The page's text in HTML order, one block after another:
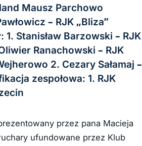
Mausz Parchowo
– RJK „Bliza”
Stanisław Barzowski – RJK
Ranachowski – RJK
2. Cezary Sałamaj –
zespołowa: 1. RJK
przez pana Macieja
ufundowane przez Klub